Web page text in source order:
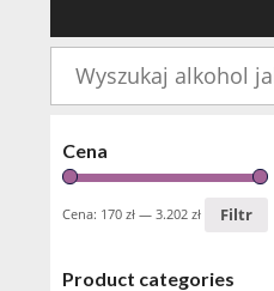
Cena
Filtr
Cena: 170 zł — 3.202 zł
Product categories